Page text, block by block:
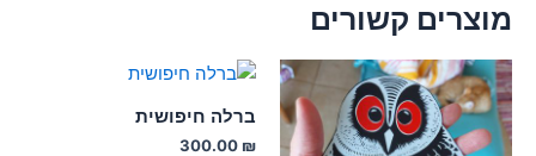
מוצרים קשורים
ברלה חיפושית
300.00 ₪